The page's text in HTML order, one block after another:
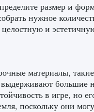
размер и
нужное
и
материалы,
большие
в игре, но
поскольку они